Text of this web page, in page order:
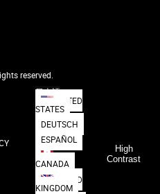
reserved.
日本語
UNITED
STATES
DEUTSCH
ESPAÑOL
CANADA
UNITED
KINGDOM
High
Contrast